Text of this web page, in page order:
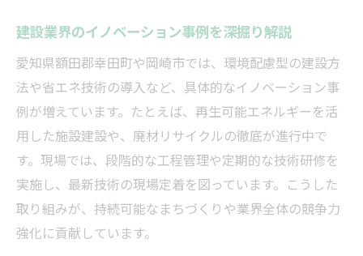
建設業界のイノベーション事例を深掘り解説
愛知県額田郡幸田町や岡崎市では、環境配慮型の建設方
法や省エネ技術の導入など、具体的なイノベーション事
例が増えています。たとえば、再生可能エネルギーを活
用した施設建設や、廃材リサイクルの徹底が進行中で
す。現場では、段階的な工程管理や定期的な技術研修を
実施し、最新技術の現場定着を図っています。こうした
取り組みが、持続可能なまちづくりや業界全体の競争力
強化に貢献しています。